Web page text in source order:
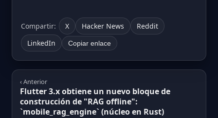
Compartir: X Hacker News
Reddit
LinkedIn
Copiar enlace
‹ Anterior
Flutter 3.x obtiene un nuevo bloque de
construcción de "RAG offline":
`mobile_rag_engine` (núcleo en Rust)